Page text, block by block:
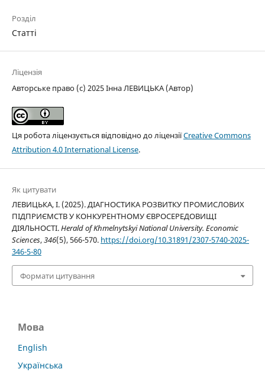
Розділ
Статті
Ліцензія
Авторське право (c) 2025 Інна ЛЕВИЦЬКА (Автор)
Ця робота ліцензується відповідно до ліцензіїCreative Commons
Attribution 4.0 International License.
Як цитувати
ЛЕВИЦЬКА, І. (2025). ДІАГНОСТИКА РОЗВИТКУ ПРОМИСЛОВИХ
ПІДПРИЄМСТВ У КОНКУРЕНТНОМУ ЄВРОСЕРЕДОВИЩІ
ДІЯЛЬНОСТІ.Herald of Khmelnytskyi National University. Economic
Sciences,346(5), 566-570. https://doi.org/10.31891/2307-5740-2025-
346-5-80
Формати цитування
Мова
English
Українська